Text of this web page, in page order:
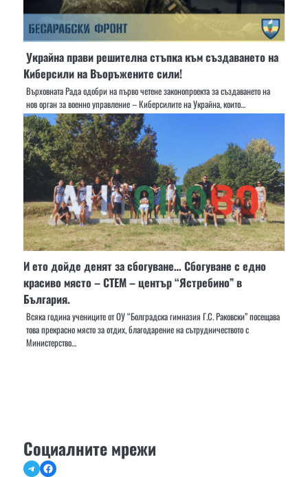
Украйна прави решителна стъпка към създаването на
Киберсили на Въоръжените сили!
Върховната Рада одобри на първо четене законопроекта за създаването на
нов орган за военно управление – Киберсилите на Украйна, които…
И ето дойде денят за сбогуване… Сбогуване с едно
красиво място – СТЕМ – център “Ястребино” в
България.
Всяка година учениците от ОУ “Болградска гимназия Г.С. Раковски” посещава
това прекрасно място за отдих, благодарение на сътрудничеството с
Министерство…
Социалните мрежи
TelegramFacebook